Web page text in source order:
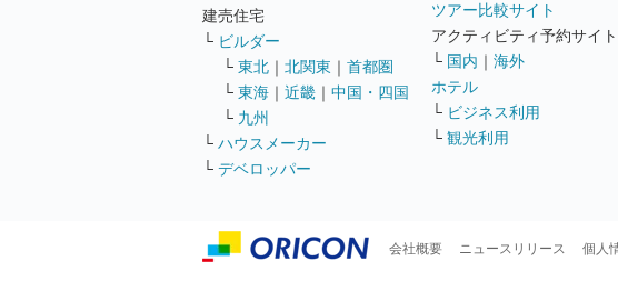
建売住宅
└ ビルダー
└ 東北 ｜ 北関東 ｜ 首都圏
└ 東海 ｜ 近畿 ｜ 中国・四国
└ 九州
└ ハウスメーカー
└ デベロッパー
ツアー比較サイト
アクティビティ予約サイト
└ 国内 ｜ 海外
ホテル
└ ビジネス利用
└ 観光利用
会社概要 ニュースリリース 個人